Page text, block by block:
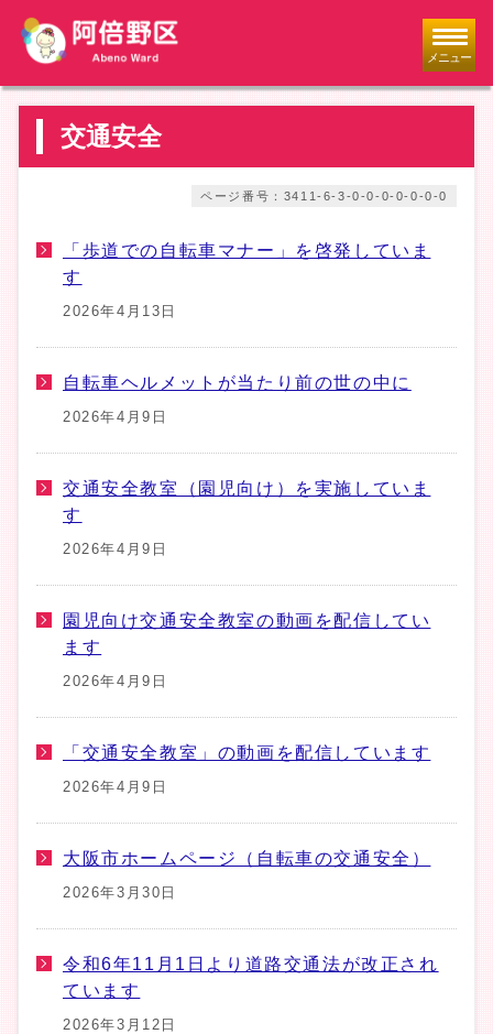
メニュー
交通安全
ページ番号：3411-6-3-0-0-0-0-0-0-0
「歩道での自転車マナー」を啓発していま
す
2026年4月13日
自転車ヘルメットが当たり前の世の中に
2026年4月9日
交通安全教室（園児向け）を実施していま
す
2026年4月9日
園児向け交通安全教室の動画を配信してい
ます
2026年4月9日
「交通安全教室」の動画を配信しています
2026年4月9日
大阪市ホームページ（自転車の交通安全）
2026年3月30日
令和6年11月1日より道路交通法が改正され
ています
2026年3月12日